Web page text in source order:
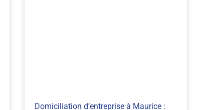
Domiciliation d’entreprise à Maurice :